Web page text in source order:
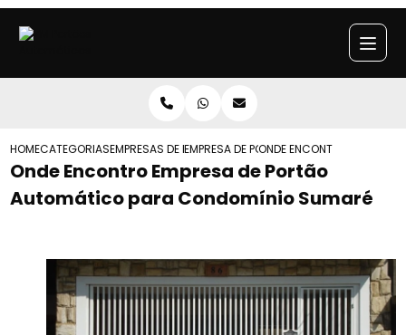
HOMECATEGORIASEMPRESAS DE PORTOES AUTOMATICOS
EMPRESA DE PORTAO AUTOMATICO DE
ONDE ENCONTRO
Onde Encontro Empresa de Portão
Automático para Condomínio Sumaré